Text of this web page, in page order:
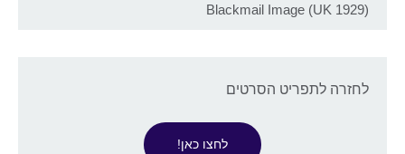
Blackmail Image (UK 1929)
לחזרה לתפריט הסרטים
לחצו כאן!